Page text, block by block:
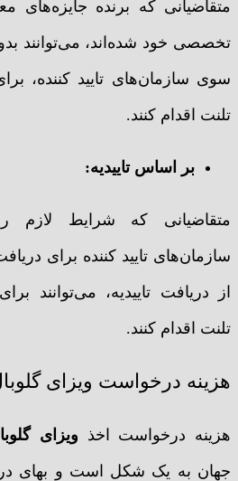
متقاضیانی که برنده جایزه‌های
تخصصی خود شده‌اند، می‌توانند بدون
سوی سازمان‌های تایید کننده،
تلنت اقدام کنند.
بر اساس تاییدیه:
متقاضیانی که شرایط لازم را
سازمان‌های تایید کننده برای
از دریافت تاییدیه، می‌توانند
تلنت اقدام کنند.
هزینه درخواست ویزای
هزینه درخواست اخذ ویزای